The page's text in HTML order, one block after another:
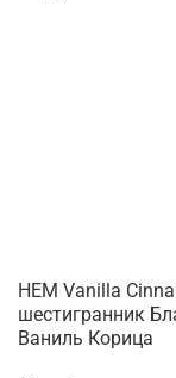
HEM Vanilla
шестигранник
Ваниль Корица